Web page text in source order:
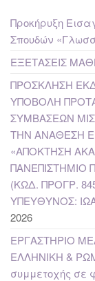
Προκήρυξη
Σπουδών
ΕΞΕΤΑΣΕΙΣ
ΠΡΟΣΚΛΗΣΗ
ΥΠΟΒΟΛΗ
ΣΥΜΒΑΣΕΩΝ
ΤΗΝ ΑΝΑΘΕΣΗ
«ΑΠΟΚΤΗΣΗ
ΠΑΝΕΠΙΣΤΗΜΙΟ
(ΚΩΔ. ΠΡΟΓΡ.
ΥΠΕΥΘΥΝΟΣ:
2026
ΕΡΓΑΣΤΗΡΙΟ
ΕΛΛΗΝΙΚΗ &
συμμετοχής σε